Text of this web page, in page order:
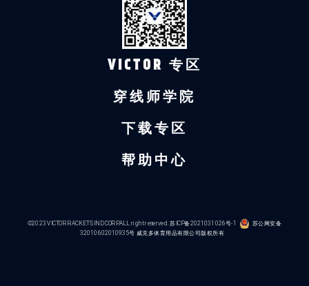
VICTOR 专区
穿线师学院
下载专区
帮助中心
©2023 VICTOR RACKETS IND CORP.ALL right reserved.苏ICP备2021031026号-1 苏公网安备
32010602010935号 威克多体育用品有限公司版权所有